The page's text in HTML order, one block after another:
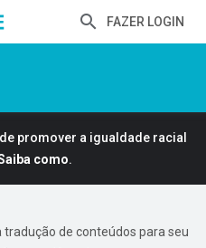
FAZER LOGIN
promover a igualdade racial
como.
tradução de conteúdos para seu